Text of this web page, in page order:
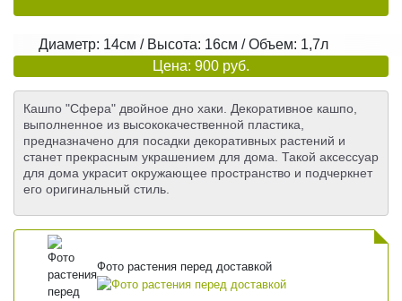
Диаметр: 14см / Высота: 16см / Объем: 1,7л
Цена: 900 руб.
Кашпо "Сфера" двойное дно хаки. Декоративное кашпо,
выполненное из высококачественной пластика,
предназначено для посадки декоративных растений и
станет прекрасным украшением для дома. Такой аксессуар
для дома украсит окружающее пространство и подчеркнет
его оригинальный стиль.
Фото растения перед доставкой